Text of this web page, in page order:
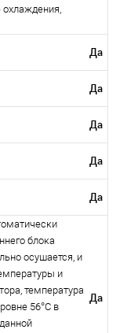
Да
Да
Да
Да
Да
блока
осушается, и
и
температура
56°С в
Да